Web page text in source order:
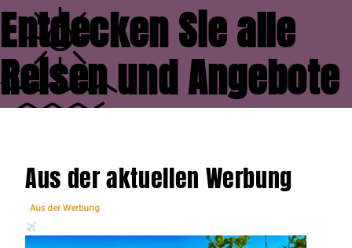
Entdecken Sie alle
Reisen und Angebote
Aus der aktuellen Werbung
Aus der Werbung